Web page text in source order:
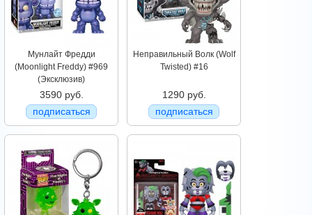
Мунлайт Фредди
(Moonlight Freddy) #969
(Эксклюзив)
3590 руб.
подписаться
Неправильный Волк (Wolf
Twisted) #16
1290 руб.
подписаться